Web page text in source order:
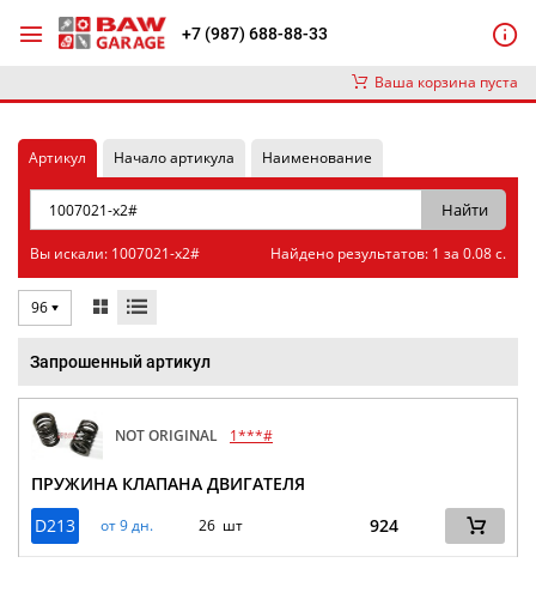
+7 (987) 688-88-33
Ваша корзина пуста
Артикул Начало артикула Наименование
Вы искали: 1007021-x2# Найдено результатов: 1 за 0.08 с.
96
Запрошенный артикул
NOT ORIGINAL 1***#
ПРУЖИНА КЛАПАНА ДВИГАТЕЛЯ
D213
от 9 дн. 26 шт 924